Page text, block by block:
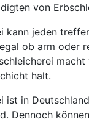
von
kann jeden
ob arm oder
halt.
ist in
Dennoch